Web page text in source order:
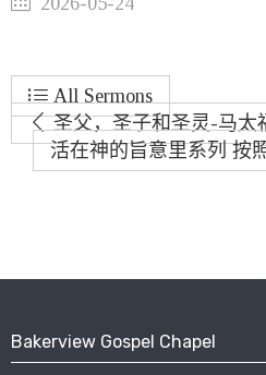
All Sermons
圣父，圣子和圣灵-马太
活在神的旨意里系列 按
Bakerview Gospel Chapel